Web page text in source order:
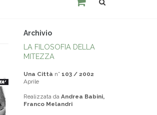
Archivio
LA FILOSOFIA DELLA
MITEZZA
Una Città n° 103 / 2002
Aprile
Realizzata da Andrea Babini,
Franco Melandri